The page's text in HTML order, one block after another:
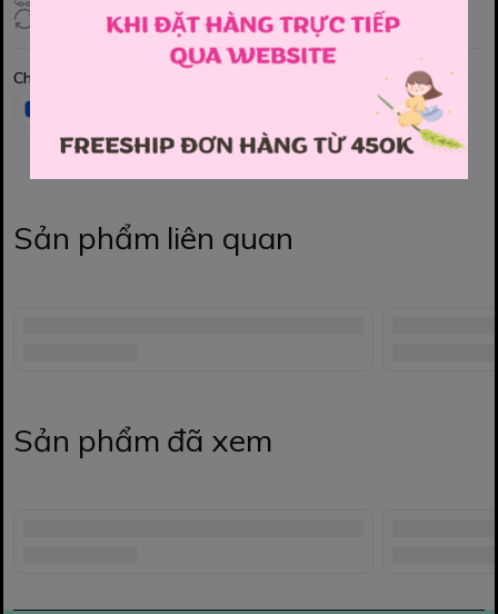
Đổi hàng 3 ngày (HCM), 7 ngày (Tỉnh)
Chia sẻ
Sản phẩm liên quan
Sản phẩm đã xem